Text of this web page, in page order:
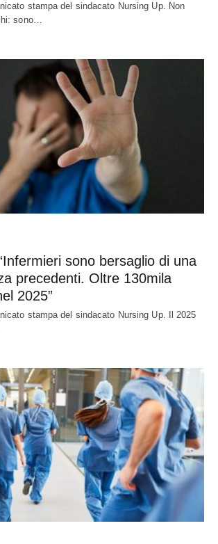
stampa del sindacato Nursing Up. Non
sono…
sono bersaglio di una
precedenti. Oltre 130mila
2025”
stampa del sindacato Nursing Up. Il 2025